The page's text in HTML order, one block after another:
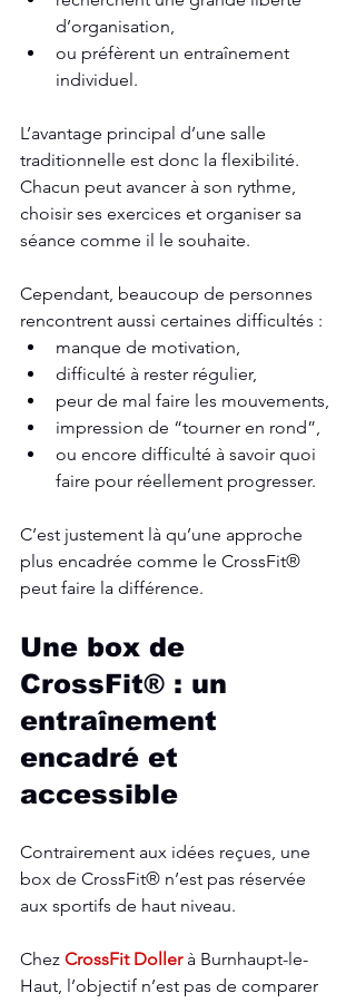
d’organisation,
ou préfèrent un entraînement
individuel.
L’avantage principal d’une salle
traditionnelle est donc la flexibilité.
Chacun peut avancer à son rythme,
choisir ses exercices et organiser sa
séance comme il le souhaite.
Cependant, beaucoup de personnes
rencontrent aussi certaines difficultés :
manque de motivation,
difficulté à rester régulier,
peur de mal faire les mouvements,
impression de “tourner en rond”,
ou encore difficulté à savoir quoi
faire pour réellement progresser.
C’est justement là qu’une approche
plus encadrée comme le CrossFit®
peut faire la différence.
Une box de
CrossFit® : un
entraînement
encadré et
accessible
Contrairement aux idées reçues, une
box de CrossFit® n’est pas réservée
aux sportifs de haut niveau.
Chez CrossFit Doller à Burnhaupt-le-
Haut, l’objectif n’est pas de comparer